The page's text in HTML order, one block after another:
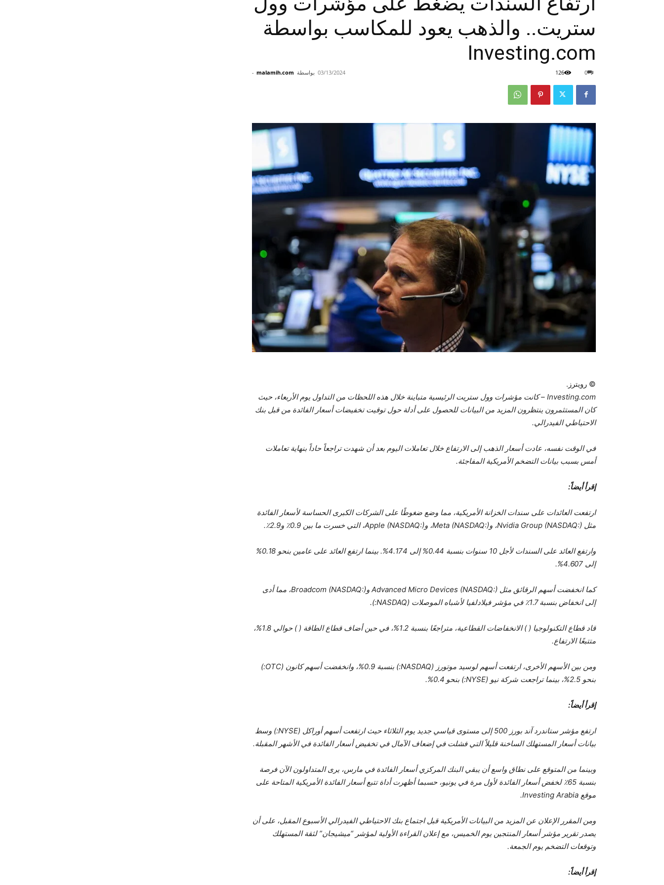
ستريت.. والذهب يعود للمكاسب بواسطة
Investing.com
بواسطة malamih.com
- 03/13/2024 0
126
© رويترز.
Investing.com – كانت مؤشرات وول ستريت الرئيسية متباينة خلال هذه اللحظات من التداول يوم الأربعاء، حيث
كان المستثمرون ينتظرون المزيد من البيانات للحصول على أدلة حول توقيت تخفيضات أسعار الفائدة من قبل بنك
الاحتياطي الفيدرالي.
في الوقت نفسه، عادت أسعار الذهب إلى الارتفاع خلال تعاملات اليوم بعد أن شهدت تراجعاً حاداً بنهاية تعاملات
أمس بسبب بيانات التضخم الأمريكية المفاجئة.
إقرأ أيضاً:
ارتفعت العائدات على سندات الخزانة الأمريكية، مما وضع ضغوطًا على الشركات الكبرى الحساسة لأسعار الفائدة
مثل Nvidia Group (NASDAQ:)، وMeta (NASDAQ:)، وApple (NASDAQ:)، التي خسرت ما بين 0.9٪ و2.9٪.
وارتفع العائد على السندات لأجل 10 سنوات بنسبة 0.44% إلى 4.174%. بينما ارتفع العائد على عامين بنحو 0.18%
إلى 4.607%.
كما انخفضت أسهم الرقائق مثل Advanced Micro Devices (NASDAQ:) وBroadcom (NASDAQ:)، مما أدى
إلى انخفاض بنسبة 1.7٪ في مؤشر فيلادلفيا لأشباه الموصلات (NASDAQ:).
قاد قطاع التكنولوجيا ( ) الانخفاضات القطاعية، متراجعًا بنسبة 1.2%، في حين أضاف قطاع الطاقة ( ) حوالي 1.8%،
متتبعًا الارتفاع.
ومن بين الأسهم الأخرى، ارتفعت أسهم لوسيد موتورز (NASDAQ:) بنسبة 0.9%، وانخفضت أسهم كانون (OTC:)
بنحو 2.5%، بينما تراجعت شركة نيو (NYSE:) بنحو 0.4%.
إقرأ أيضاً:
ارتفع مؤشر ستاندرد آند بورز 500 إلى مستوى قياسي جديد يوم الثلاثاء حيث ارتفعت أسهم أوراكل (NYSE:) وسط
بيانات أسعار المستهلك الساخنة قليلاً التي فشلت في إضعاف الآمال في تخفيض أسعار الفائدة في الأشهر المقبلة.
وبينما من المتوقع على نطاق واسع أن يبقي البنك المركزي أسعار الفائدة في مارس، يرى المتداولون الآن فرصة
بنسبة 65٪ لخفض أسعار الفائدة لأول مرة في يونيو، حسبما أظهرت أداة تتبع أسعار الفائدة الأمريكية المتاحة على
موقع Investing Arabia.
ومن المقرر الإعلان عن المزيد من البيانات الأمريكية قبل اجتماع بنك الاحتياطي الفيدرالي الأسبوع المقبل، على أن
يصدر تقرير مؤشر أسعار المنتجين يوم الخميس، مع إعلان القراءة الأولية لمؤشر “ميشيجان” لثقة المستهلك
وتوقعات التضخم يوم الجمعة.
إقرأ أيضاً: